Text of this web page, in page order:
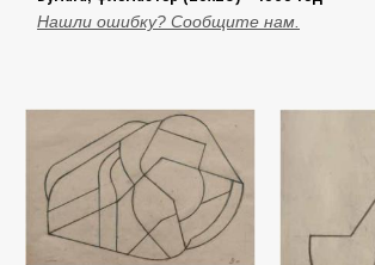
Нашли ошибку? Сообщите нам.